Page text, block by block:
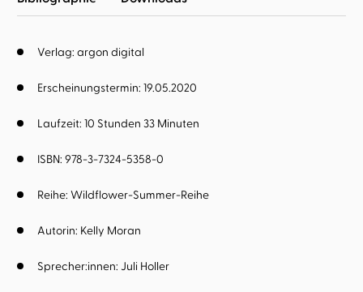
Verlag: argon digital
Erscheinungstermin: 19.05.2020
Laufzeit: 10 Stunden 33 Minuten
ISBN: 978-3-7324-5358-0
Reihe: Wildflower-Summer-Reihe
Autorin: Kelly Moran
Sprecher:innen: Juli Holler